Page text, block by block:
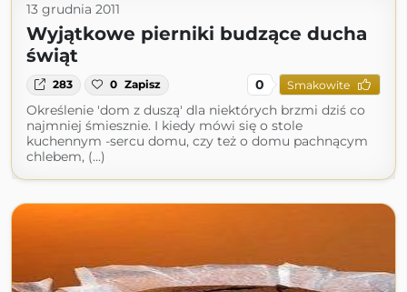
13 grudnia 2011
Wyjątkowe pierniki budzące ducha
świąt
283 0 Zapisz 0 Smakowite
Określenie 'dom z duszą' dla niektórych brzmi dziś co
najmniej śmiesznie. I kiedy mówi się o stole
kuchennym -sercu domu, czy też o domu pachnącym
chlebem, (...)